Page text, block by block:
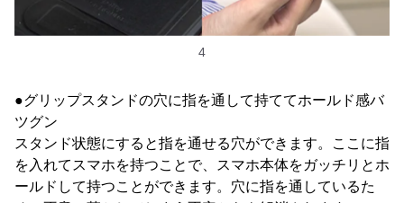
4
●グリップスタンドの穴に指を通して持ててホールド感バ
ツグン
スタンド状態にすると指を通せる穴ができます。ここに指
を入れてスマホを持つことで、スマホ本体をガッチリとホ
ールドして持つことができます。穴に指を通しているた